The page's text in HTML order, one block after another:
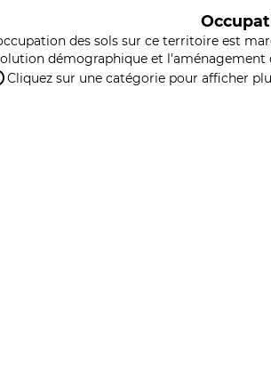
des sols sur ce territoire est
démographique et
Cliquez sur une catégorie pour afficher